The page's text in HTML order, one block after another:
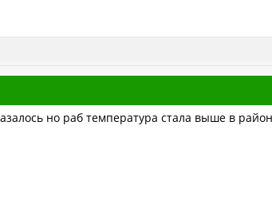
но раб температура стала выше в